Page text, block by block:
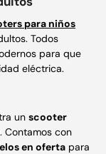
para niños
Todos
para que
eléctrica.
un scooter
. Contamos con
en oferta para